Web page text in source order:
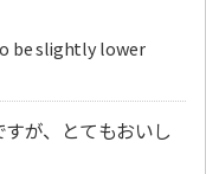
be slightly lower
が、とてもおいし